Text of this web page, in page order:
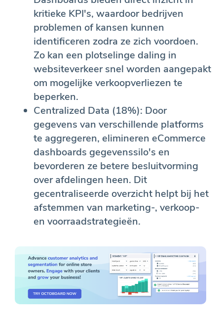
kritieke KPI's, waardoor bedrijven
problemen of kansen kunnen
identificeren zodra ze zich voordoen.
Zo kan een plotselinge daling in
websiteverkeer snel worden aangepakt
om mogelijke verkoopverliezen te
beperken.
Centralized Data (18%): Door
gegevens van verschillende platforms
te aggregeren, elimineren eCommerce
dashboards gegevenssilo's en
bevorderen ze betere besluitvorming
over afdelingen heen. Dit
gecentraliseerde overzicht helpt bij het
afstemmen van marketing-, verkoop-
en voorraadstrategieën.